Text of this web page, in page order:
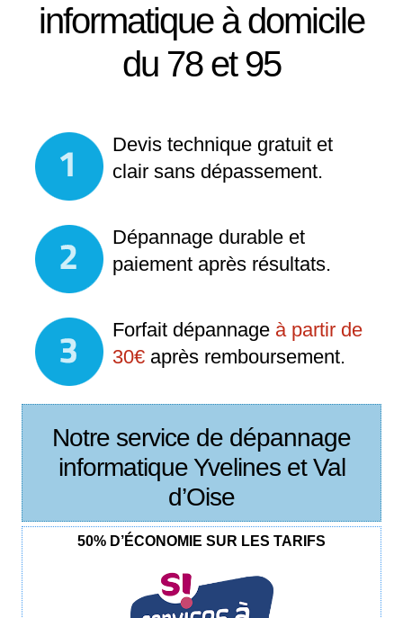
informatique à domicile
du 78 et 95
Devis technique gratuit et
clair sans dépassement.
Dépannage durable et
paiement après résultats.
Forfait dépannage à partir de
30€ après remboursement.
Notre service de dépannage
informatique Yvelines et Val
d’Oise
50% D’ÉCONOMIE SUR LES TARIFS